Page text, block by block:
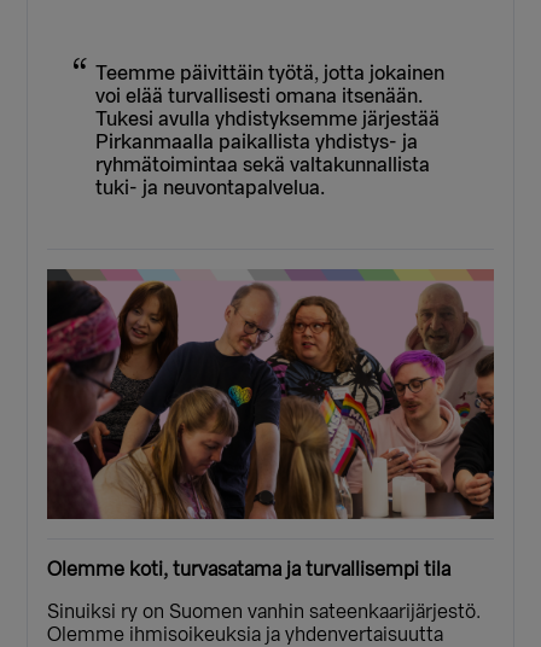
Teemme päivittäin työtä, jotta jokainen
voi elää turvallisesti omana itsenään.
Tukesi avulla yhdistyksemme järjestää
Pirkanmaalla paikallista yhdistys- ja
ryhmätoimintaa sekä valtakunnallista
tuki- ja neuvontapalvelua.
Olemme koti, turvasatama ja turvallisempi tila
Sinuiksi ry on Suomen vanhin sateenkaarijärjestö.
Olemme ihmisoikeuksia ja yhdenvertaisuutta